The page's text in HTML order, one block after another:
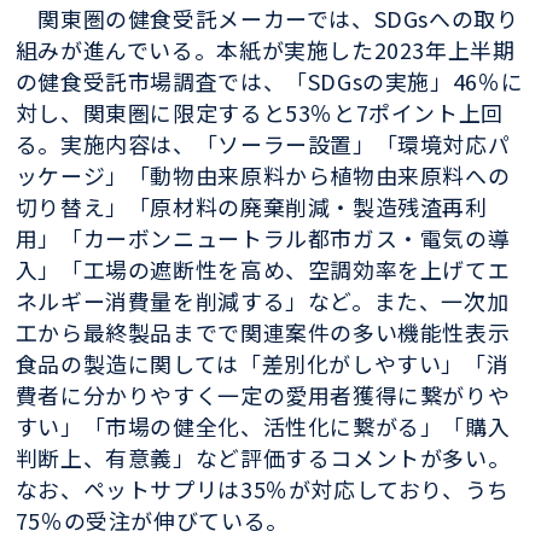
関東圏の健食受託メーカーでは、SDGsへの取り
組みが進んでいる。本紙が実施した2023年上半期
の健食受託市場調査では、「SDGsの実施」46％に
対し、関東圏に限定すると53％と7ポイント上回
る。実施内容は、「ソーラー設置」「環境対応パ
ッケージ」「動物由来原料から植物由来原料への
切り替え」「原材料の廃棄削減・製造残渣再利
用」「カーボンニュートラル都市ガス・電気の導
入」「工場の遮断性を高め、空調効率を上げてエ
ネルギー消費量を削減する」など。また、一次加
工から最終製品までで関連案件の多い機能性表示
食品の製造に関しては「差別化がしやすい」「消
費者に分かりやすく一定の愛用者獲得に繋がりや
すい」「市場の健全化、活性化に繋がる」「購入
判断上、有意義」など評価するコメントが多い。
なお、ペットサプリは35％が対応しており、うち
75％の受注が伸びている。